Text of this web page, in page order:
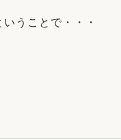
うことで・・・